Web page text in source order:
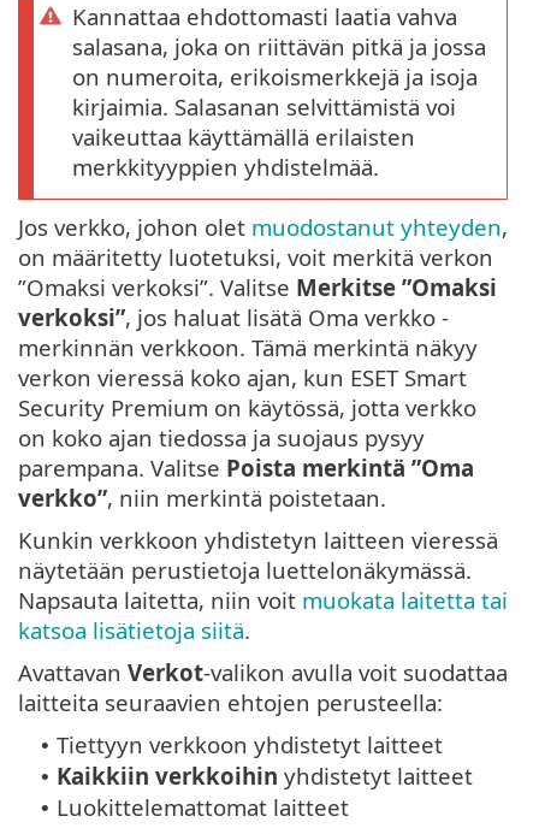
Kannattaa ehdottomasti laatia vahva
salasana, joka on riittävän pitkä ja jossa
on numeroita, erikoismerkkejä ja isoja
kirjaimia. Salasanan selvittämistä voi
vaikeuttaa käyttämällä erilaisten
merkkityyppien yhdistelmää.
Jos verkko, johon olet muodostanut yhteyden,
on määritetty luotetuksi, voit merkitä verkon
”Omaksi verkoksi”. Valitse Merkitse ”Omaksi
verkoksi”, jos haluat lisätä Oma verkko -
merkinnän verkkoon. Tämä merkintä näkyy
verkon vieressä koko ajan, kun ESET Smart
Security Premium on käytössä, jotta verkko
on koko ajan tiedossa ja suojaus pysyy
parempana. Valitse Poista merkintä ”Oma
verkko”, niin merkintä poistetaan.
Kunkin verkkoon yhdistetyn laitteen vieressä
näytetään perustietoja luettelonäkymässä.
Napsauta laitetta, niin voit muokata laitetta tai
katsoa lisätietoja siitä.
Avattavan Verkot-valikon avulla voit suodattaa
laitteita seuraavien ehtojen perusteella:
• Tiettyyn verkkoon yhdistetyt laitteet
• Kaikkiin verkkoihin yhdistetyt laitteet
• Luokittelemattomat laitteet